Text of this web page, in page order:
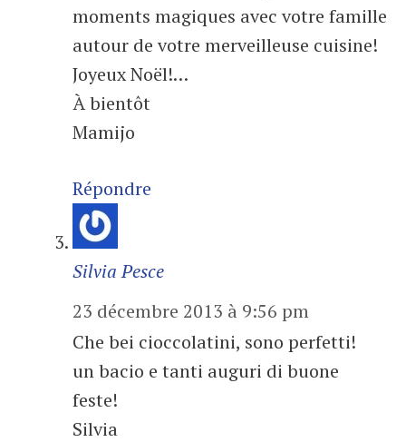
moments magiques avec votre famille
autour de votre merveilleuse cuisine!
Joyeux Noël!…
À bientôt
Mamijo
Répondre
Silvia Pesce
23 décembre 2013 à 9:56 pm
Che bei cioccolatini, sono perfetti!
un bacio e tanti auguri di buone
feste!
Silvia